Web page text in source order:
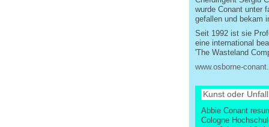
wurde Conant unter
gefallen und bekam
Seit 1992 ist sie
eine international
'The Wasteland
www.osborne-
Kunst oder
Abbie Conant
Cologne